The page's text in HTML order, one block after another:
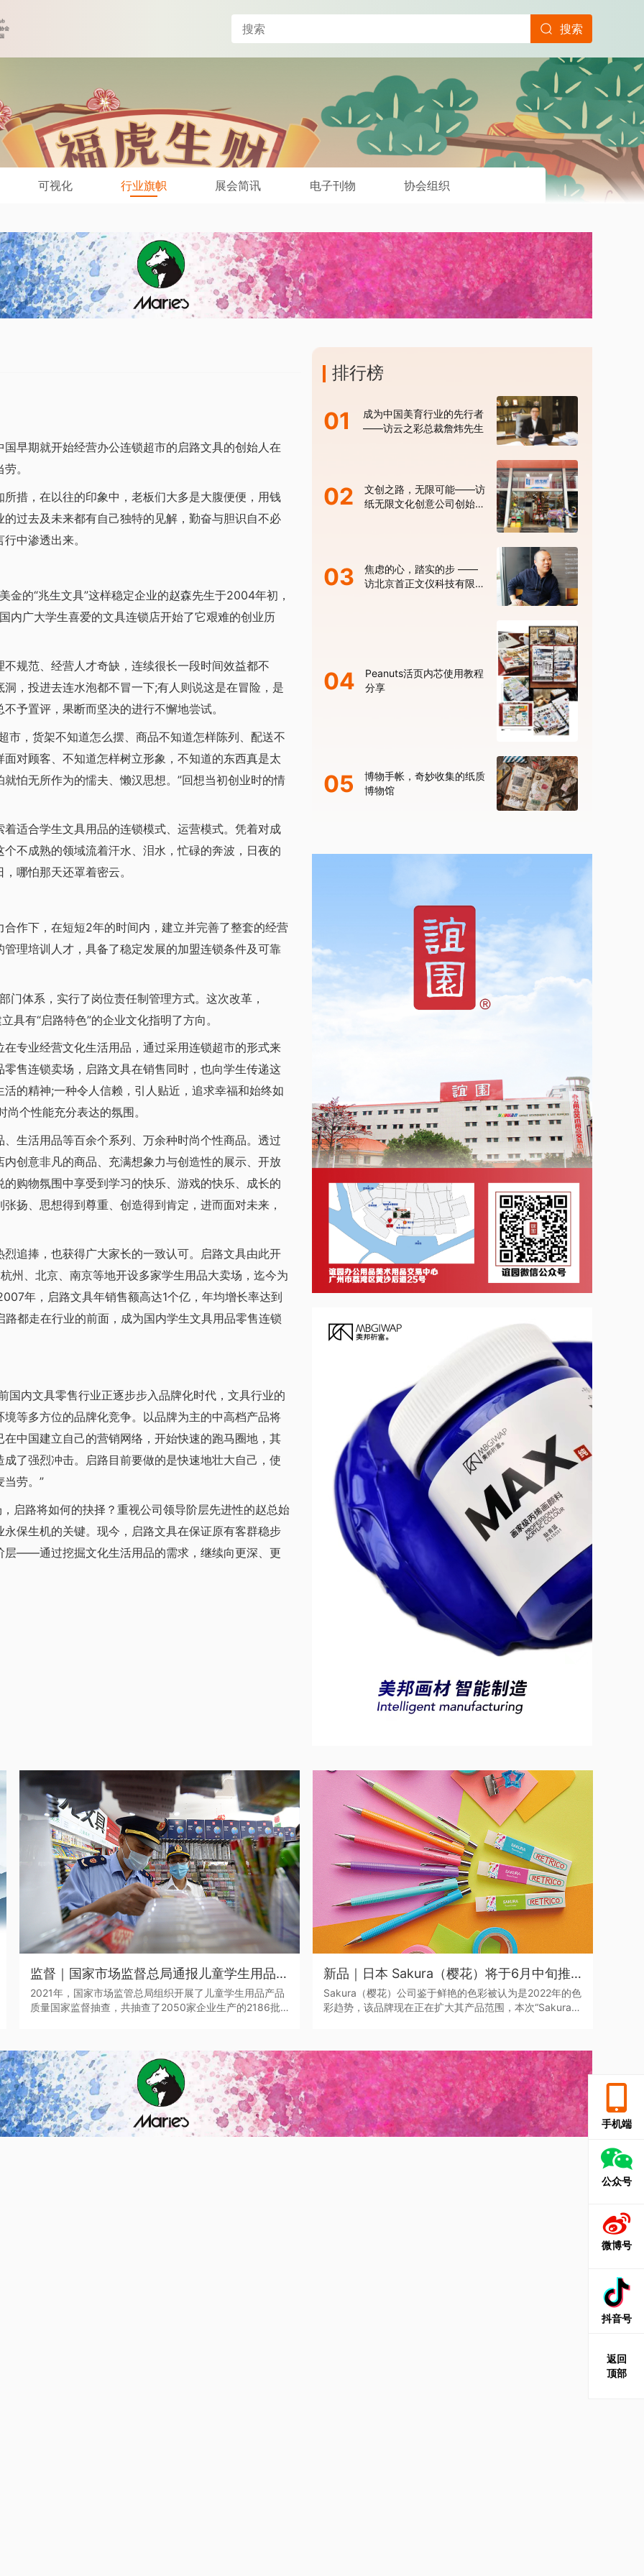
搜索
可视化 行业旗帜 展会简讯 电子刊物 协会组织
期就开始经营办公连锁超市的启路文具的创始人在
。
，在以往的印象中，老板们大多是大腹便便，用钱
过去及未来都有自己独特的见解，勤奋与胆识自不必
中渗透出来。
“兆生文具”这样稳定企业的赵森先生于2004年初，
内广大学生喜爱的文具连锁店开始了它艰难的创业历
范、经营人才奇缺，连续很长一段时间效益都不
，投进去连水泡都不冒一下;有人则说这是在冒险，是
予置评，果断而坚决的进行不懈地尝试。
，货架不知道怎么摆、商品不知道怎样陈列、配送不
对顾客、不知道怎样树立形象，不知道的东西真是太
怕无所作为的懦夫、懒汉思想。”回想当初创业时的情
合学生文具用品的连锁模式、运营模式。凭着对成
不成熟的领域流着汗水、泪水，忙碌的奔波，日夜的
哪怕那天还罩着密云。
下，在短短2年的时间内，建立并完善了整套的经营
理培训人才，具备了稳定发展的加盟连锁条件及可靠
系，实行了岗位责任制管理方式。这次改革，
具有“启路特色”的企业文化指明了方向。
业经营文化生活用品，通过采用连锁超市的形式来
售连锁卖场，启路文具在销售同时，也向学生传递这
的精神;一种令人信赖，引人贴近，追求幸福和始终如
个性能充分表达的氛围。
活用品等百余个系列、万余种时尚个性商品。透过
创意非凡的商品、充满想象力与创造性的展示、开放
购物氛围中享受到学习的快乐、游戏的快乐、成长的
扬、思想得到尊重、创造得到肯定，进而面对未来，
捧，也获得广大家长的一致认可。启路文具由此开
州、北京、南京等地开设多家学生用品大卖场，迄今为
年，启路文具年销售额高达1个亿，年均增长率达到
都走在行业的前面，成为国内学生文具用品零售连锁
内文具零售行业正逐步步入品牌化时代，文具行业的
等多方位的品牌化竞争。以品牌为主的中高档产品将
中国建立自己的营销网络，开始快速的跑马圈地，其
了强烈冲击。启路目前要做的是快速地壮大自己，使
当劳。”
路将如何的抉择？重视公司领导阶层先进性的赵总始
保生机的关键。现今，启路文具在保证原有客群稳步
层——通过挖掘文化生活用品的需求，继续向更深、更
排行榜
01
成为中国美育行业的先行者
——访云之彩总裁詹炜先生
02
文创之路，无限可能——访
纸无限文化创意公司创始人
03
焦虑的心，踏实的步 ——
访北京首正文仪科技有限公
04
Peanuts活页内芯使用教程
分享
05
博物手帐，奇妙收集的纸质
博物馆
监督｜国家市场监督总局通报儿童学生用品产品2021年抽查情况
2021年，国家市场监管总局组织开展了儿童学生用品产品
质量国家监督抽查，共抽查了2050家企业生产的2186批
等7种产品。其中，学生文具抽查不合格率7.0%，主要涉及
浙江省、广东省等产地的生产企业。
新品｜日本 Sakura（樱花）将于6月中旬推出全新色系的“Sakura Color Products”自动铅笔与橡皮擦
Sakura（樱花）公司鉴于鲜艳的色彩被认为是2022年的色
彩趋势，该品牌现在正在扩大其产品范围，本次“Sakura
手机端
公众号
微博号
抖音号
返回
顶部